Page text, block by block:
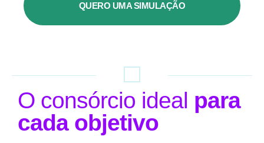
QUERO UMA SIMULAÇÃO
O consórcio ideal para
cada objetivo